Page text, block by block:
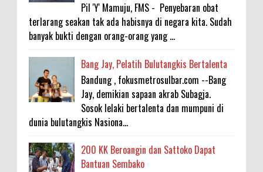
Pil 'Y' Mamuju, FMS - Penyebaran obat
terlarang seakan tak ada habisnya di negara kita. Sudah
banyak bukti dengan orang-orang yang ...
Bang Jay, Pelatih Bulutangkis Bertalenta
Bandung , fokusmetrosulbar.com --Bang
Jay, demikian sapaan akrab Subagja.
Sosok lelaki bertalenta dan mumpuni di
dunia bulutangkis Nasiona...
200 KK Beroangin dan Sattoko Dapat
Bantuan Sembako